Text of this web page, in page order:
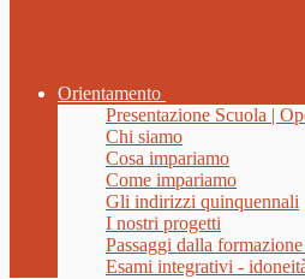
Orientamento
Presentazione Scuola |
Chi siamo
Cosa impariamo
Come impariamo
Gli indirizzi quinquennali
I nostri progetti
Passaggi dalla
Esami integrativi -